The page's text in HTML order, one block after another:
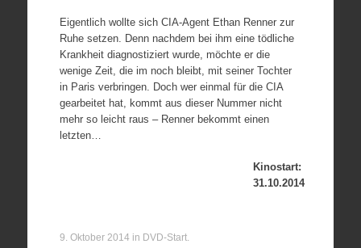
Eigentlich wollte sich CIA-Agent Ethan Renner zur
Ruhe setzen. Denn nachdem bei ihm eine tödliche
Krankheit diagnostiziert wurde, möchte er die
wenige Zeit, die im noch bleibt, mit seiner Tochter
in Paris verbringen. Doch wer einmal für die CIA
gearbeitet hat, kommt aus dieser Nummer nicht
mehr so leicht raus – Renner bekommt einen
letzten…
Kinostart:
31.10.2014
9. Oktober 2014 in DVD-Start.